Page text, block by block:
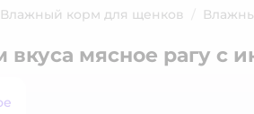
Влажный корм для щенков
мясное рагу с